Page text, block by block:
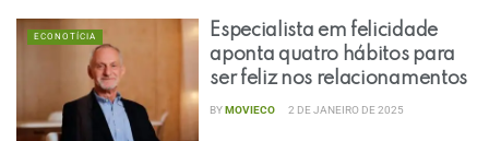
ECONOTÍCIA
Especialista em felicidade
aponta quatro hábitos para
ser feliz nos relacionamentos
BYMOVIECO 2 DE JANEIRO DE 2025